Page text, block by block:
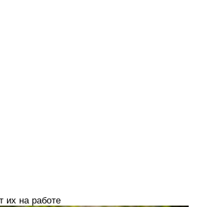
их на работе